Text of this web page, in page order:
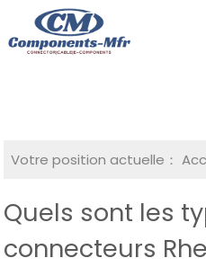
Votre position actuelle：
Quels sont les
connecteurs